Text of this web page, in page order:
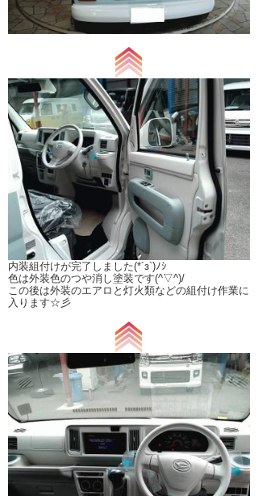
内装組付けが完了しました(*´з`)ﾉｼ
色は外装色のつや消し塗装です(^▽^)/
この後は外装のエアロと灯火類などの組付け作業に
入ります☆彡